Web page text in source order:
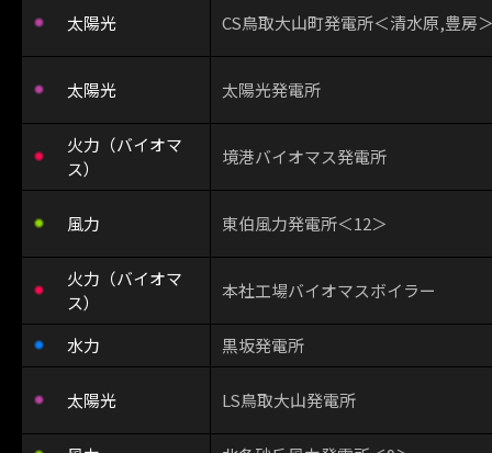
太陽光 CS鳥取大山町発電所＜清水原,豊房
太陽光 太陽光発電所
火力（バイオマ
ス）
境港バイオマス発電所
風力 東伯風力発電所＜12＞
火力（バイオマ
ス）
本社工場バイオマスボイラー
水力 黒坂発電所
太陽光 LS鳥取大山発電所